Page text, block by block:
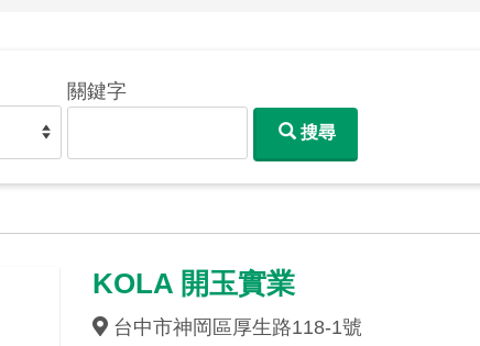
關鍵字
搜尋
KOLA 開玉實業
台中市神岡區厚生路118-1號